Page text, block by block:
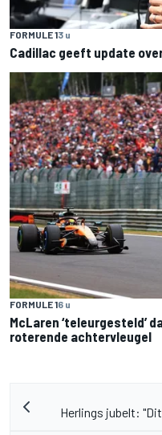
FORMULE 13 u
Cadillac geeft update
FORMULE 16 u
McLaren ‘teleurgesteld’
roterende achtervleugel
Herlings jubelt: